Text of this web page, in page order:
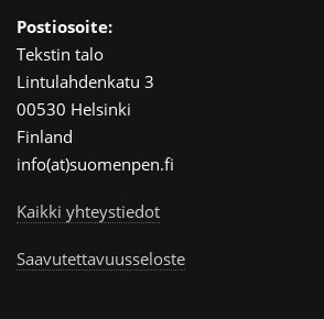
Postiosoite:
Tekstin talo
Lintulahdenkatu 3
00530 Helsinki
Finland
info(at)suomenpen.fi
Kaikki yhteystiedot
Saavutettavuusseloste